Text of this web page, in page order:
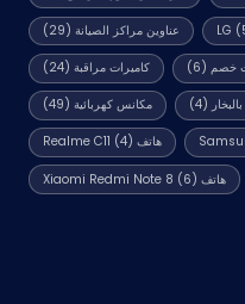
عناوين مراكز الصيانة(29)
كاميرات مراقبة(24) خصم (6)
مكانس كهربائية(49) (4)
هاتف Realme C11 (4)
هاتف Xiaomi Redmi Note 8 (6)